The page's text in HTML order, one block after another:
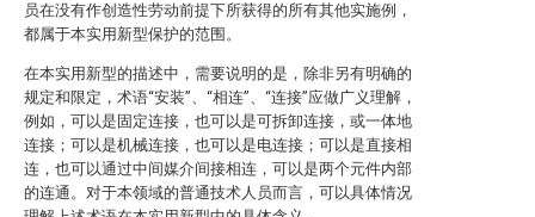
员在没有作创造性劳动前提下所获得的所有其他实施例，
都属于本实用新型保护的范围。
在本实用新型的描述中，需要说明的是，除非另有明确的
规定和限定，术语“安装”、“相连”、“连接”应做广义理解，
例如，可以是固定连接，也可以是可拆卸连接，或一体地
连接；可以是机械连接，也可以是电连接；可以是直接相
连，也可以通过中间媒介间接相连，可以是两个元件内部
的连通。对于本领域的普通技术人员而言，可以具体情况